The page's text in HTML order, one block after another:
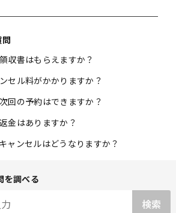
収書はもらえますか？
セル料がかかりますか？
回の予約はできますか？
金はありますか？
ャンセルはどうなりますか？
を調べる